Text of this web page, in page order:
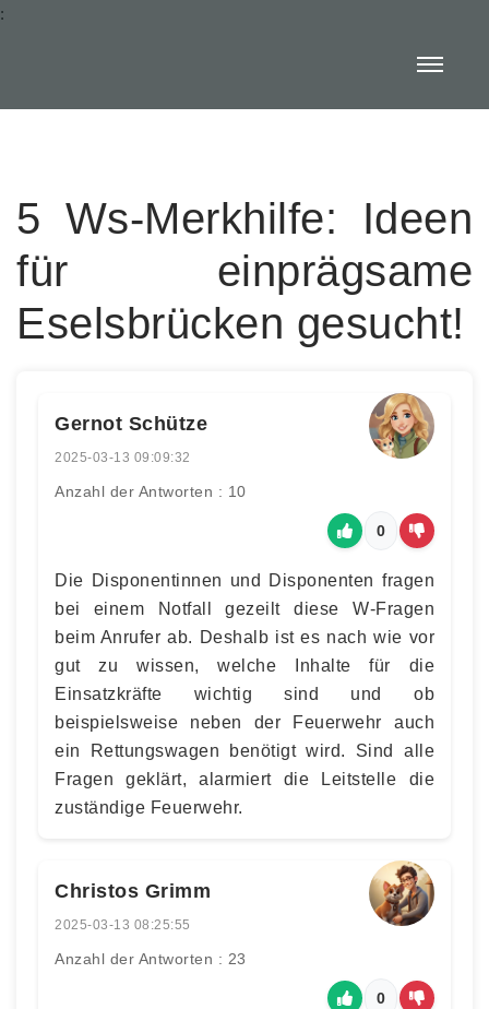
:
5 Ws-Merkhilfe: Ideen
für einprägsame
Eselsbrücken gesucht!
Gernot Schütze
2025-03-13 09:09:32
Anzahl der Antworten : 10
0
Die Disponentinnen und Disponenten fragen
bei einem Notfall gezeilt diese W-Fragen
beim Anrufer ab. Deshalb ist es nach wie vor
gut zu wissen, welche Inhalte für die
Einsatzkräfte wichtig sind und ob
beispielsweise neben der Feuerwehr auch
ein Rettungswagen benötigt wird. Sind alle
Fragen geklärt, alarmiert die Leitstelle die
zuständige Feuerwehr.
Christos Grimm
2025-03-13 08:25:55
Anzahl der Antworten : 23
0